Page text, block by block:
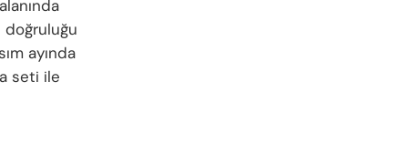
doğruluğu
ayında
seti ile